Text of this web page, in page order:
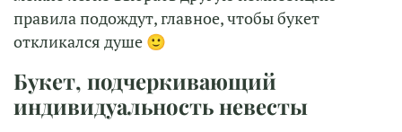
правила подождут, главное, чтобы букет
откликался душе 🙂
Букет, подчеркивающий
индивидуальность невесты